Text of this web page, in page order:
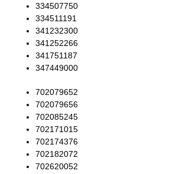
334507750
334511191
341232300
341252266
341751187
347449000
702079652
702079656
702085245
702171015
702174376
702182072
702620052